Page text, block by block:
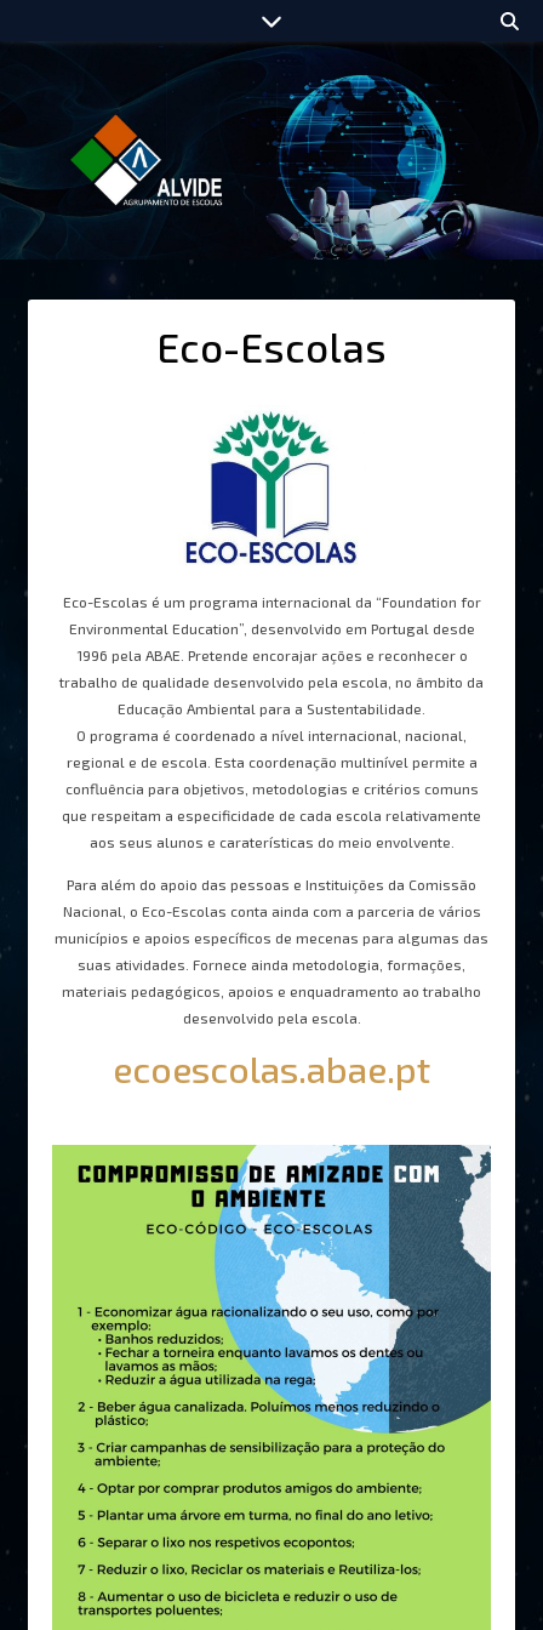
Eco-Escolas
Eco-Escolas é um programa internacional da “Foundation for
Environmental Education”, desenvolvido em Portugal desde
1996 pela ABAE. Pretende encorajar ações e reconhecer o
trabalho de qualidade desenvolvido pela escola, no âmbito da
Educação Ambiental para a Sustentabilidade.
O programa é coordenado a nível internacional, nacional,
regional e de escola. Esta coordenação multinível permite a
confluência para objetivos, metodologias e critérios comuns
que respeitam a especificidade de cada escola relativamente
aos seus alunos e caraterísticas do meio envolvente.
Para além do apoio das pessoas e Instituições da Comissão
Nacional, o Eco-Escolas conta ainda com a parceria de vários
municípios e apoios específicos de mecenas para algumas das
suas atividades. Fornece ainda metodologia, formações,
materiais pedagógicos, apoios e enquadramento ao trabalho
desenvolvido pela escola.
ecoescolas.abae.pt